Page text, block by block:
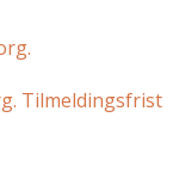
Tilmeldingsfrist